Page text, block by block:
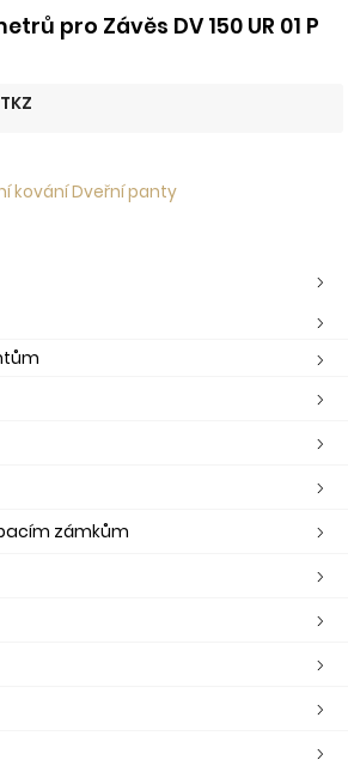
pro Závěs DV 150 UR 01 P
TKZ
kování Dveřní panty
zámkům